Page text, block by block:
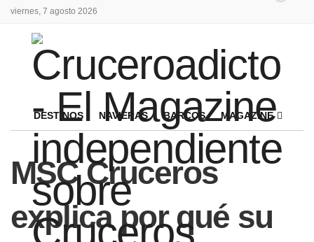
viernes, 7 agosto 2026
DESTINOS NAVIERAS BARCOS MAGAZINE
MSC Cruceros
explica por qué su